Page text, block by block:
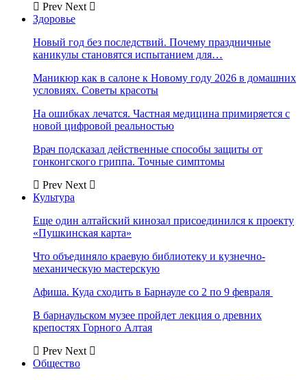
Prev Next
Здоровье
Новый год без последствий. Почему праздничные
каникулы становятся испытанием для…
Маникюр как в салоне к Новому году 2026 в домашних
условиях. Советы красоты
На ошибках лечатся. Частная медицина примиряется с
новой цифровой реальностью
Врач подсказал действенные способы защиты от
гонконгского гриппа. Точные симптомы
Prev Next
Культура
Еще один алтайский кинозал присоединился к проекту
«Пушкинская карта»
Что объединяло краевую библиотеку и кузнечно-
механическую мастерскую
Афиша. Куда сходить в Барнауле со 2 по 9 февраля
В барнаульском музее пройдет лекция о древних
крепостях Горного Алтая
Prev Next
Общество